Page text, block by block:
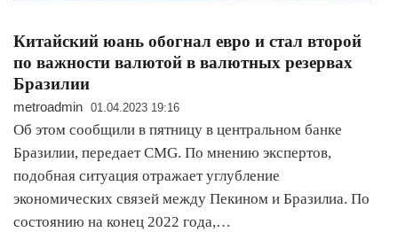
Китайский юань обогнал евро и стал второй
по важности валютой в валютных резервах
Бразилии
metroadmin 01.04.2023 19:16
Об этом сообщили в пятницу в центральном банке
Бразилии, передает CMG. По мнению экспертов,
подобная ситуация отражает углубление
экономических связей между Пекином и Бразилиа. По
состоянию на конец 2022 года,…